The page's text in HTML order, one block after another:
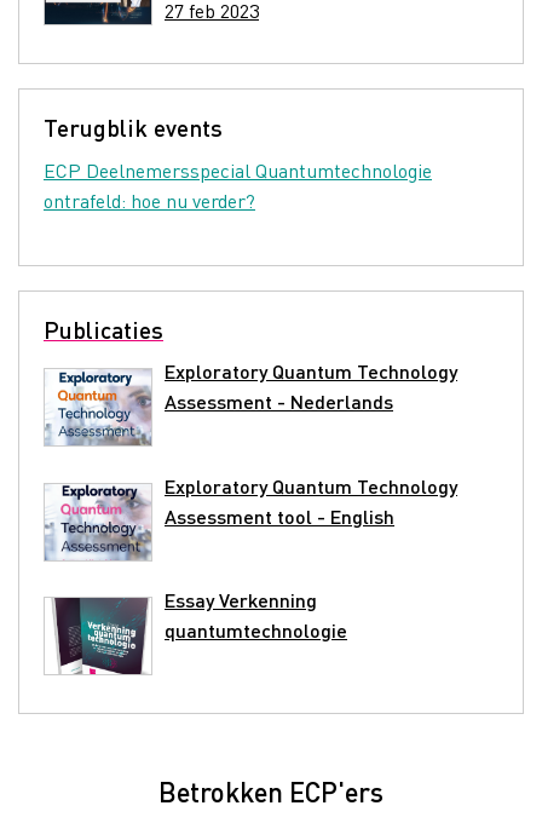
27 feb 2023
Terugblik events
ECP Deelnemersspecial Quantumtechnologie
ontrafeld: hoe nu verder?
Publicaties
Exploratory Quantum Technology
Assessment - Nederlands
Exploratory Quantum Technology
Assessment tool - English
Essay Verkenning
quantumtechnologie
Betrokken ECP'ers